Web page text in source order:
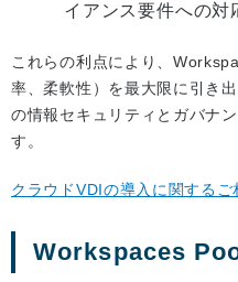
イアンス要件への対
これらの利点により、
率、柔軟性）を最大限に引き
の情報セキュリティとガバナ
す。
クラウドVDIの導入に関するご
Workspaces